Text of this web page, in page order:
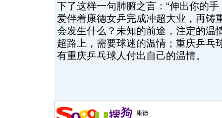
下了这样一句肺腑之言：“伸出你的
爱伴着康德女乒完成冲超大业，再铸
会发生什么？未知的前途，注定的温
超路上，需要球迷的温情；重庆乒乓
有重庆乒乓球人付出自己的温情。